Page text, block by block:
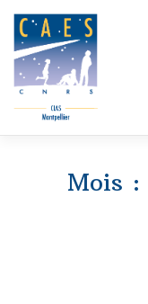
content
Mois :